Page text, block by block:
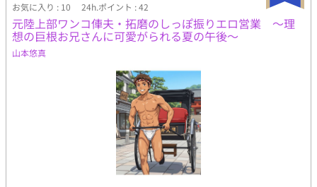
お気に入り : 10 24h.ポイント : 42
元陸上部ワンコ俥夫・拓磨のしっぽ振りエロ営業 ～理
想の巨根お兄さんに可愛がられる夏の午後～
山本悠真